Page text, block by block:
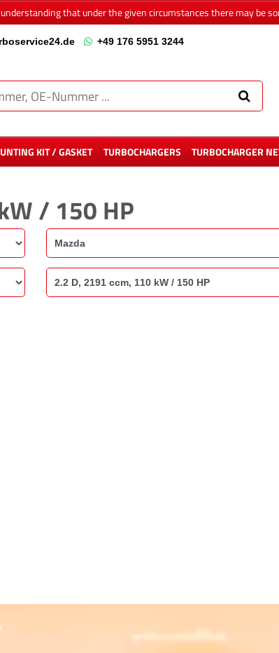
that under the given circumstances there may be
+49 176 5951 3244
KIT / GASKET TURBOCHARGERS TURBOCHARGER
/ 150 HP